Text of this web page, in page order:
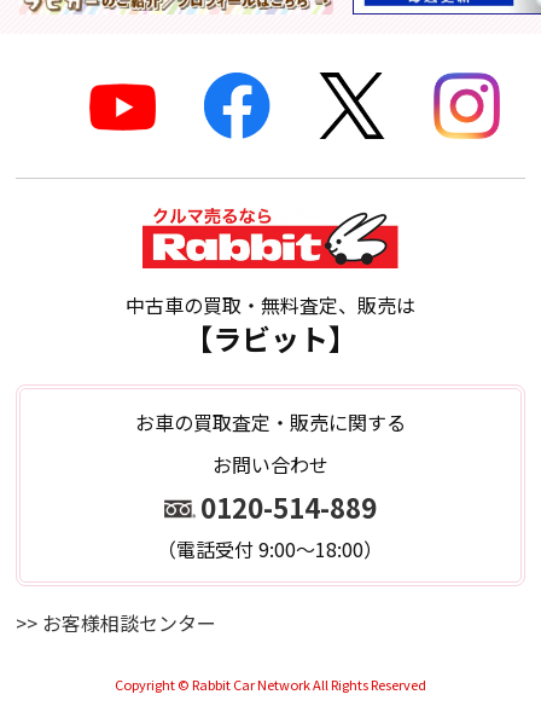
中古車の買取・無料査定、販売は
【ラビット】
お車の買取査定・販売に関する
お問い合わせ
0120-514-889
（電話受付 9:00～18:00）
>> お客様相談センター
Copyright © Rabbit Car Network All Rights Reserved